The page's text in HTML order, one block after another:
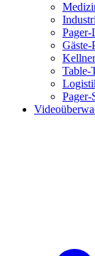
Gäste-
Table-
Pager-